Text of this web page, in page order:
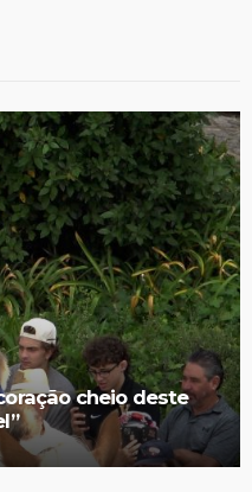
cheio deste